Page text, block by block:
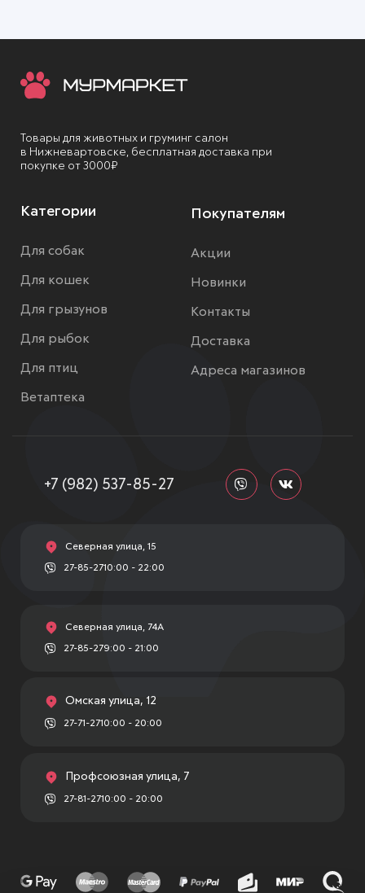
Товары для животных и груминг салон
в Нижневартовске, бесплатная доставка при
покупке от 3000₽
Категории
Для собак
Для кошек
Для грызунов
Для рыбок
Для птиц
Ветаптека
Покупателям
Акции
Новинки
Контакты
Доставка
Адреса магазинов
+7 (982) 537-85-27
Северная улица, 15
27-85-2710:00 - 22:00
Северная улица, 74А
27-85-279:00 - 21:00
Омская улица, 12
27-71-2710:00 - 20:00
Профсоюзная улица, 7
27-81-2710:00 - 20:00